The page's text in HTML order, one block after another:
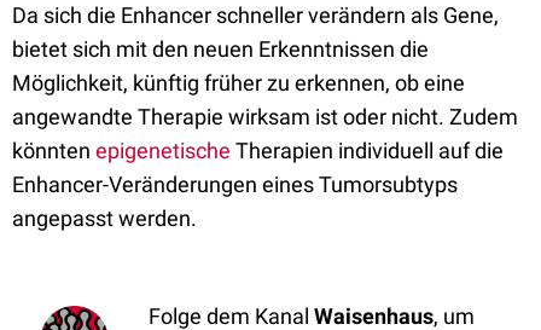
Da sich die Enhancer schneller verändern als Gene,
bietet sich mit den neuen Erkenntnissen die
Möglichkeit, künftig früher zu erkennen, ob eine
angewandte Therapie wirksam ist oder nicht. Zudem
könnten epigenetische Therapien individuell auf die
Enhancer-Veränderungen eines Tumorsubtyps
angepasst werden.
Folge dem Kanal Waisenhaus, um